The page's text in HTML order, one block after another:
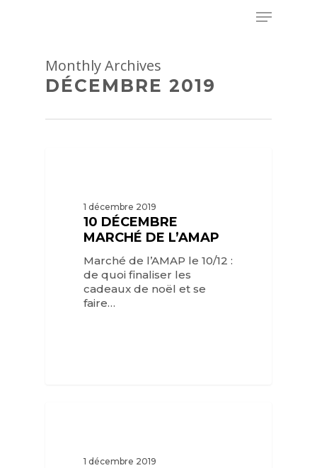
Menu
Monthly Archives
DÉCEMBRE 2019
1 décembre 2019
10 DÉCEMBRE
MARCHÉ DE L’AMAP
Marché de l’AMAP le 10/12 :
de quoi finaliser les
cadeaux de noël et se
faire…
1 décembre 2019